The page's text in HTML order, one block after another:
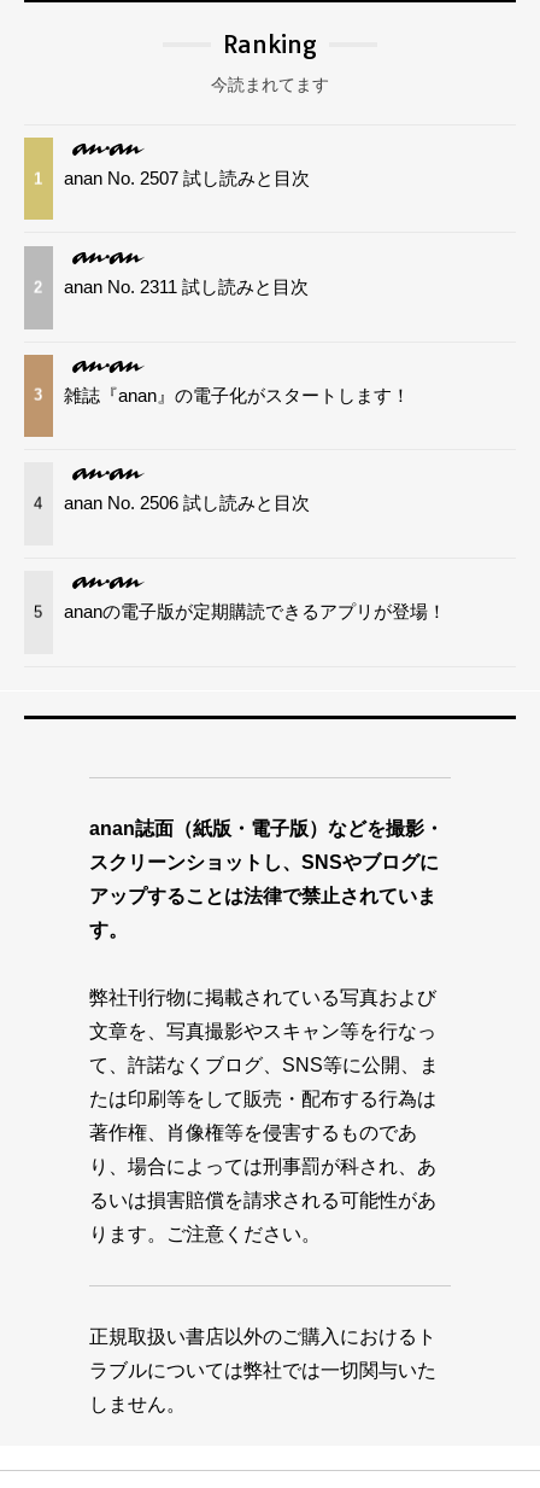
Ranking
今読まれてます
1 anan No. 2507 試し読みと目次
2 anan No. 2311 試し読みと目次
3 雑誌『anan』の電子化がスタートします！
4 anan No. 2506 試し読みと目次
5 ananの電子版が定期購読できるアプリが登場！
anan誌面（紙版・電子版）などを撮影・
スクリーンショットし、SNSやブログに
アップすることは法律で禁止されていま
す。
弊社刊行物に掲載されている写真および
文章を、写真撮影やスキャン等を行なっ
て、許諾なくブログ、SNS等に公開、ま
たは印刷等をして販売・配布する行為は
著作権、肖像権等を侵害するものであ
り、場合によっては刑事罰が科され、あ
るいは損害賠償を請求される可能性があ
ります。ご注意ください。
正規取扱い書店以外のご購入におけるト
ラブルについては弊社では一切関与いた
しません。